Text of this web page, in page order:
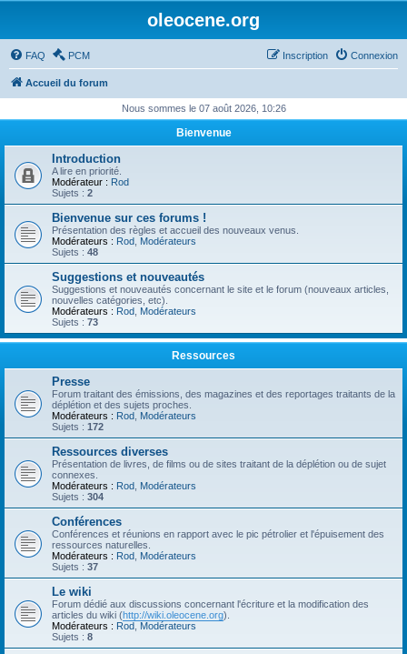
oleocene.org
FAQ PCM Connexion
Inscription
Accueil du forum
Nous sommes le 07 août 2026, 10:26
Bienvenue
Introduction
A lire en priorité.
Modérateur : Rod
Sujets : 2
Bienvenue sur ces forums !
Présentation des règles et accueil des nouveaux venus.
Modérateurs : Rod Modérateurs
Sujets : 48
Suggestions et nouveautés
Suggestions et nouveautés concernant le site et le forum (nouveaux articles,
nouvelles catégories, etc).
Modérateurs : Rod Modérateurs
Sujets : 73
Ressources
Presse
Forum traitant des émissions, des magazines et des reportages traitants de la
déplétion et des sujets proches.
Modérateurs : Rod Modérateurs
Sujets : 172
Ressources diverses
Présentation de livres, de films ou de sites traitant de la déplétion ou de sujet
connexes.
Modérateurs : Rod Modérateurs
Sujets : 304
Conférences
Conférences et réunions en rapport avec le pic pétrolier et l'épuisement des
ressources naturelles.
Modérateurs : Rod Modérateurs
Sujets : 37
Le wiki
Forum dédié aux discussions concernant l'écriture et la modification des
articles du wiki (http://wiki.oleocene.org).
Modérateurs : Rod Modérateurs
Sujets : 8